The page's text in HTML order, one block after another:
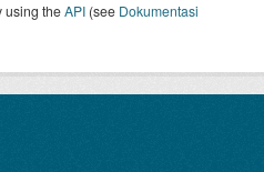
using theAPI (see Dokumentasi